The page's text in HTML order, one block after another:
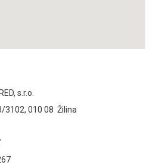
s.r.o.
3102, 010 08 Žilina